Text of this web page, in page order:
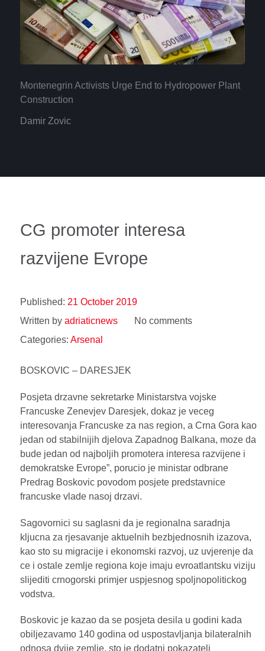
Montenegrin Activists Urge End to Hydropower Plant
Construction
Damir Zovic
CG promoter interesa
razvijene Evrope
Published: 21 October 2019
Written by adriaticnews
No comments
Categories: Arsenal
BOSKOVIC – DARESJEK
Posjeta drzavne sekretarke Ministarstva vojske
Francuske Zenevjev Daresjek, dokaz je veceg
interesovanja Francuske za nas region, a Crna Gora kao
jedan od stabilnijih djelova Zapadnog Balkana, moze da
bude jedan od najboljih promotera interesa razvijene i
demokratske Evrope”, porucio je ministar odbrane
Predrag Boskovic povodom posjete predstavnice
francuske vlade nasoj drzavi.
Sagovornici su saglasni da je regionalna saradnja
kljucna za rjesavanje aktuelnih bezbjednosnih izazova,
kao sto su migracije i ekonomski razvoj, uz uvjerenje da
ce i ostale zemlje regiona koje imaju evroatlantsku viziju
slijediti crnogorski primjer uspjesnog spoljnopolitickog
vodstva.
Boskovic je kazao da se posjeta desila u godini kada
obiljezavamo 140 godina od uspostavljanja bilateralnih
odnosa dvije zemlje, sto je dodatni pokazatelj